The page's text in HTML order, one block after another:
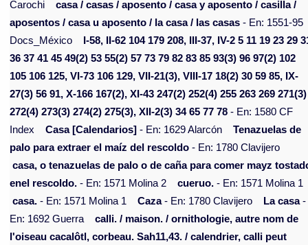
Carochi
casa / casas / aposento / casa y aposento / casilla /
aposentos / casa u aposento / la casa / las casas - En: 1551-95
Docs_México
I-58, II-62 104 179 208, III-37, IV-2 5 11 19 23 29
36 37 41 45 49(2) 53 55(2) 57 73 79 82 83 85 93(3) 96 97(2) 102
105 106 125, VI-73 106 129, VII-21(3), VIII-17 18(2) 30 59 85, IX-
27(3) 56 91, X-166 167(2), XI-43 247(2) 252(4) 255 263 269 271(3)
272(4) 273(3) 274(2) 275(3), XII-2(3) 34 65 77 78 - En: 1580 CF
Index
Casa [Calendarios] - En: 1629 Alarcón
Tenazuelas de
palo para extraer el maíz del rescoldo - En: 1780 Clavijero
casa, o tenazuelas de palo o de caña para comer mayz
enel rescoldo. - En: 1571 Molina 2 cueruo. - En: 1571 Molina 1
casa. - En: 1571 Molina 1 Caza- En: 1780 Clavijero La casa-
En: 1692 Guerra
calli. / maison. / ornithologie, autre nom de
l'oiseau cacalôtl, corbeau. Sah11,43. / calendrier, calli peut